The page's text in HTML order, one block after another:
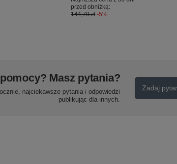
przed obniżką:
144,70 zł -5%
Masz pytania?
najciekawsze pytania i odpowiedzi
publikując dla innych.
Zadaj